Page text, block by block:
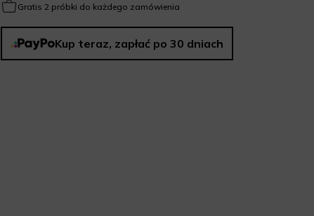
Gratis 2 próbki do każdego zamówienia
Kup teraz, zapłać po 30 dniach